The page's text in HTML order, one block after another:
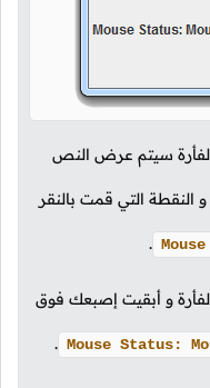
الفأرة سيتم عرض النص
و النقطة التي قمت بالنقر
.
و أبقيت إصبعك فوق
Mouse Status:
.